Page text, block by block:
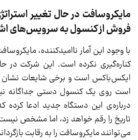
مایکروسافت در حال تغییر
فروش از کنسول به سرویس‌های
با وجود این آمار ناامیدکننده،
کناره‌گیری نکرده است. این شرکت
ایکس‌باکس است و برخی شایعات
است روی یک کنسول دستی جداگانه
درباره‌ی این دستگاه جدید ادعا
تاریخ را رقم خواهد زد، اما مشخص
می‌توانند مایکروسافت را به رقابت